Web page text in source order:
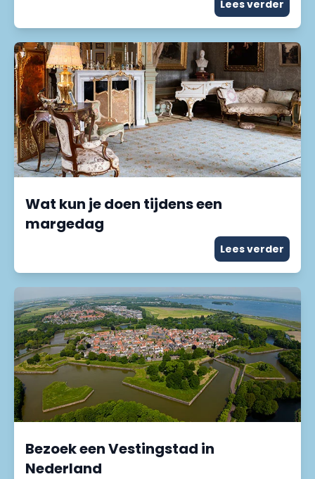
Lees verder
Wat kun je doen tijdens een
margedag
Lees verder
Bezoek een Vestingstad in
Nederland